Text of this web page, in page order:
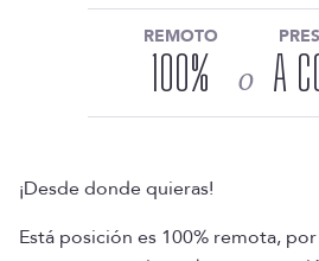
REMOTO
100% o A
¡Desde donde quieras!
Está posición es 100% remota,